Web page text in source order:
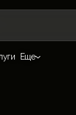
Еще